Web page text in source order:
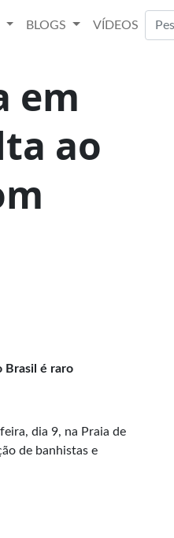
BLOGS
VÍDEOS
em
ao
Brasil é raro
dia 9, na Praia de
de banhistas e